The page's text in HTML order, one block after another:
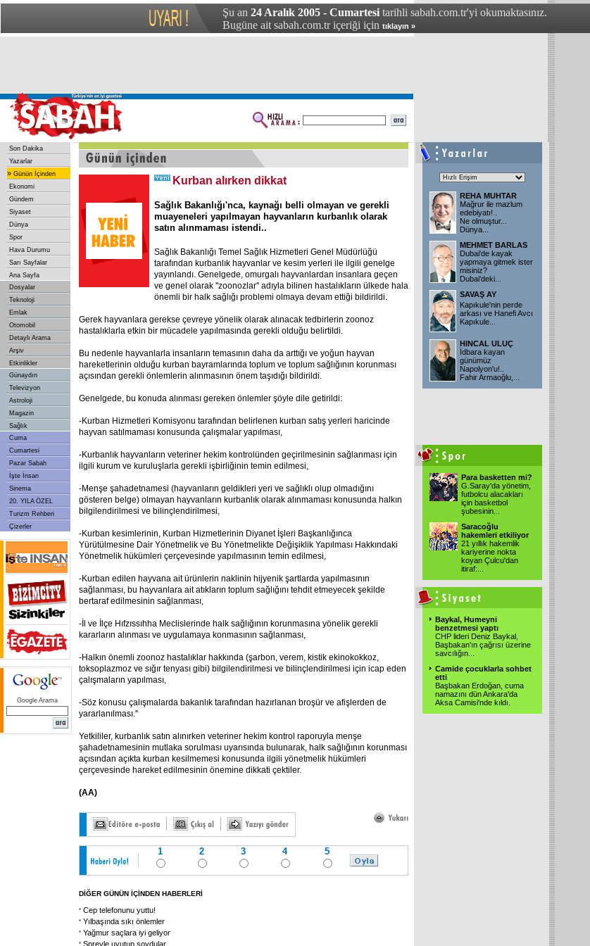
Şu an 24 Aralık 2005 - Cumartesi tarihli sabah.com.tr'yi okumaktasınız.
Bugüne ait sabah.com.tr içeriği için tıklayın »
Son Dakika
Yazarlar
» Günün İçinden
Ekonomi
Gündem
Siyaset
Dünya
Spor
Hava Durumu
Sarı Sayfalar
Ana Sayfa
Dosyalar
Teknoloji
Emlak
Otomobil
Detaylı Arama
Arşiv
Etkinlikler
Günaydın
Televizyon
Astroloji
Magazin
Sağlık
Cuma
Cumartesi
Pazar Sabah
İşte İnsan
Sinema
20. YILA ÖZEL
Turizm Rehberi
Çizerler
Google Arama
Kurban alırken dikkat
Sağlık Bakanlığı'nca, kaynağı belli olmayan ve gerekli
muayeneleri yapılmayan hayvanların kurbanlık olarak
satın alınmaması istendi..
Sağlık Bakanlığı Temel Sağlık Hizmetleri Genel Müdürlüğü
tarafından kurbanlık hayvanlar ve kesim yerleri ile ilgili genelge
yayınlandı. Genelgede, omurgalı hayvanlardan insanlara geçen
ve genel olarak ''zoonozlar'' adıyla bilinen hastalıkların ülkede hala
önemli bir halk sağlığı problemi olmaya devam ettiği bildirildi.
Gerek hayvanlara gerekse çevreye yönelik olarak alınacak tedbirlerin zoonoz
hastalıklarla etkin bir mücadele yapılmasında gerekli olduğu belirtildi.
Bu nedenle hayvanlarla insanların temasının daha da arttığı ve yoğun hayvan
hareketlerinin olduğu kurban bayramlarında toplum ve toplum sağlığının korunması
açısından gerekli önlemlerin alınmasının önem taşıdığı bildirildi.
Genelgede, bu konuda alınması gereken önlemler şöyle dile getirildi:
-Kurban Hizmetleri Komisyonu tarafından belirlenen kurban satış yerleri haricinde
hayvan satılmaması konusunda çalışmalar yapılması,
-Kurbanlık hayvanların veteriner hekim kontrolünden geçirilmesinin sağlanması için
ilgili kurum ve kuruluşlarla gerekli işbirliğinin temin edilmesi,
-Menşe şahadetnamesi (hayvanların geldikleri yeri ve sağlıklı olup olmadığını
gösteren belge) olmayan hayvanların kurbanlık olarak alınmaması konusunda halkın
bilgilendirilmesi ve bilinçlendirilmesi,
-Kurban kesimlerinin, Kurban Hizmetlerinin Diyanet İşleri Başkanlığınca
Yürütülmesine Dair Yönetmelik ve Bu Yönetmelikte Değişiklik Yapılması Hakkındaki
Yönetmelik hükümleri çerçevesinde yapılmasının temin edilmesi,
-Kurban edilen hayvana ait ürünlerin naklinin hijyenik şartlarda yapılmasının
sağlanması, bu hayvanlara ait atıkların toplum sağlığını tehdit etmeyecek şekilde
bertaraf edilmesinin sağlanması,
-İl ve İlçe Hıfzıssıhha Meclislerinde halk sağlığının korunmasına yönelik gerekli
kararların alınması ve uygulamaya konmasının sağlanması,
-Halkın önemli zoonoz hastalıklar hakkında (şarbon, verem, kistik ekinokokkoz,
toksoplazmoz ve sığır tenyası gibi) bilgilendirilmesi ve bilinçlendirilmesi için icap eden
çalışmaların yapılması,
-Söz konusu çalışmalarda bakanlık tarafından hazırlanan broşür ve afişlerden de
yararlanılması.''
Yetkililer, kurbanlık satın alınırken veteriner hekim kontrol raporuyla menşe
şahadetnamesinin mutlaka sorulması uyarısında bulunarak, halk sağlığının korunması
açısından açıkta kurban kesilmemesi konusunda ilgili yönetmelik hükümleri
çerçevesinde hareket edilmesinin önemine dikkati çektiler.
(AA)
1 2 3 4 5
DİĞER GÜNÜN İÇİNDEN HABERLERİ
Cep telefonunu yuttu!
Yılbaşında sıkı önlemler
Yağmur saçlara iyi geliyor
Spreyle uyutup soydular
REHA MUHTAR
Mağrur ile mazlum
edebiyatı!..
Ne olmuştur...
Dünya...
MEHMET BARLAS
Dubai'de kayak
yapmaya gitmek ister
misiniz?
Dubai'deki...
SAVAŞ AY
Kapıkule'nin perde
arkası ve Hanefi Avcı
Kapıkule...
HINCAL ULUÇ
İdbara kayan
günümüz
Napolyon'u!..
Fahir Armaoğlu,...
Para basketten mi?
G.Saray'da yönetim,
futbolcu alacakları
için basketbol
şubesinin...
Saracoğlu
hakemleri etkiliyor
21 yıllık hakemlik
kariyerine nokta
koyan Çulcu'dan
itiraf:...
Baykal, Humeyni
benzetmesi yaptı
CHP lideri Deniz Baykal,
Başbakan'ın çağrısı üzerine
savcılığın...
Camide çocuklarla sohbet
etti
Başbakan Erdoğan, cuma
namazını dün Ankara'da
Aksa Camisi'nde kıldı.